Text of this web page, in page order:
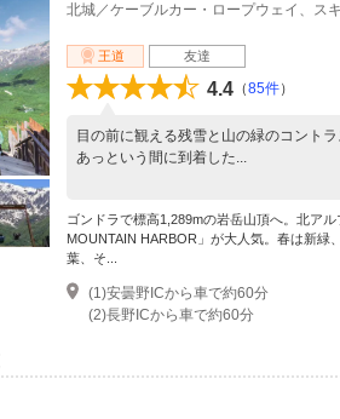
北城／ケーブルカー・ロープウェイ、ス
王道 友達
4.4 （85件）
目の前に観える残雪と山の緑のコント
あっという間に到着した...
ゴンドラで標高1,289mの岩岳山頂へ。北ア
MOUNTAIN HARBOR」が大人気。春は新緑
葉、そ...
(1)安曇野ICから車で約60分
(2)長野ICから車で約60分